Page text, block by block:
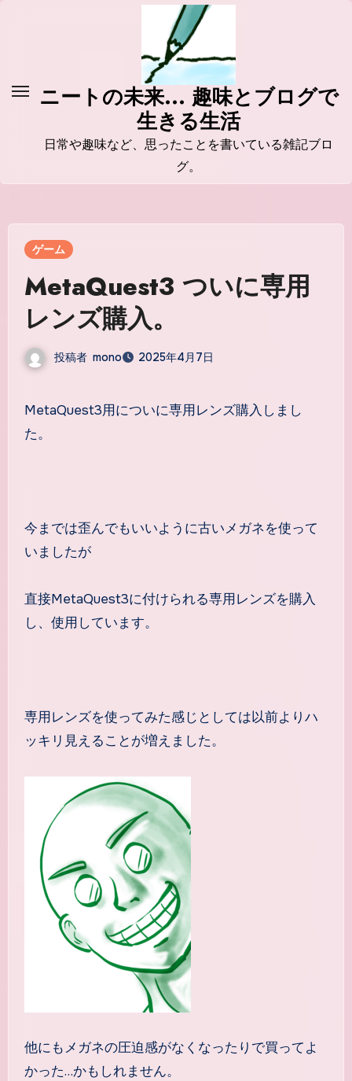
ッ
ニートの未来... 趣味とブログで
生きる生活
日常や趣味など、思ったことを書いている雑記ブロ
グ。
ゲーム
MetaQuest3 ついに専用
レンズ購入。
投稿者 mono 2025年4月7日
MetaQuest3用についに専用レンズ購入しまし
た。
今までは歪んでもいいように古いメガネを使って
いましたが
直接MetaQuest3に付けられる専用レンズを購入
し、使用しています。
専用レンズを使ってみた感じとしては以前よりハ
ッキリ見えることが増えました。
他にもメガネの圧迫感がなくなったりで買ってよ
かった…かもしれません。